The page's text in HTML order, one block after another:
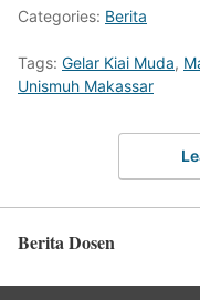
Categories: Berita
Tags: Gelar Kiai Muda,
Unismuh Makassar
Berita Dosen